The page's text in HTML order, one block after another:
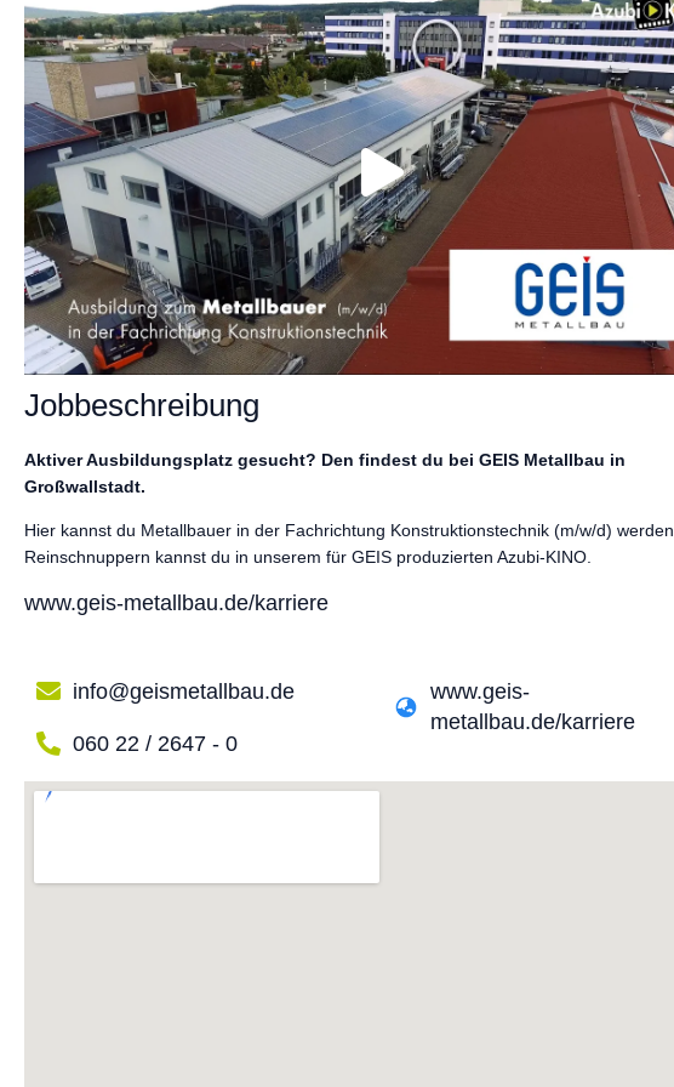
Jobbeschreibung
Aktiver Ausbildungsplatz gesucht? Den findest du bei GEIS Metallbau in
Großwallstadt.
Hier kannst du Metallbauer in der Fachrichtung Konstruktionstechnik (m/w/d) werden.
Reinschnuppern kannst du in unserem für GEIS produzierten Azubi-KINO.
www.geis-metallbau.de/karriere
info@geismetallbau.de
060 22 / 2647 - 0
www.geis-
metallbau.de/karriere